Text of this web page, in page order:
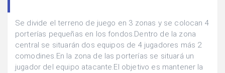
Se divide el terreno de juego en 3 zonas y se colocan 4
porterías pequeñas en los fondos.Dentro de la zona
central se situarán dos equipos de 4 jugadores más 2
comodines.En la zona de las porterías se situará un
jugador del equipo atacante.El objetivo es mantener la